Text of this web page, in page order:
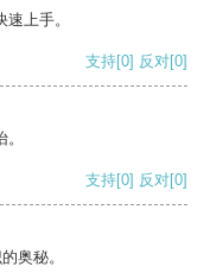
上手。
支持[0] 反对[0]
支持[0] 反对[0]
奥秘。